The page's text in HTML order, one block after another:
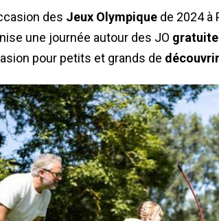
des Jeux Olympique de 2024 à
une journée autour des JO
pour petits et grands de